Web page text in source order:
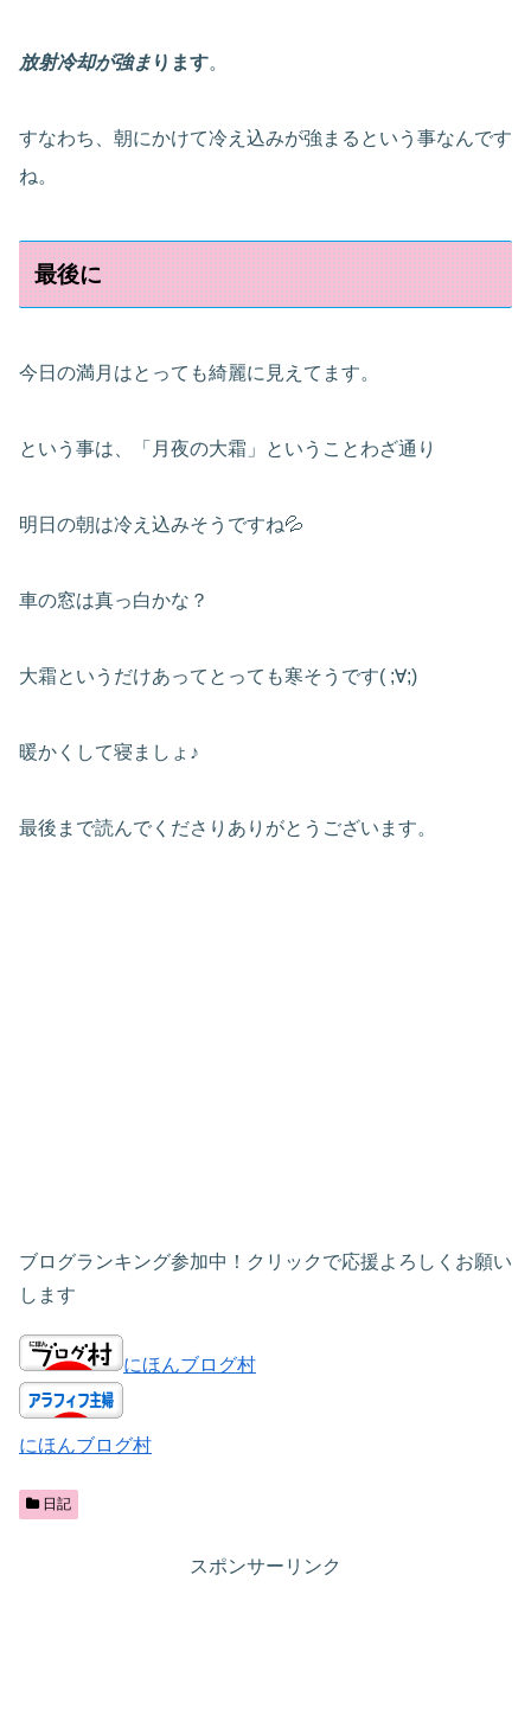
放射冷却が強ま ります。
すなわち、朝にかけて冷え込みが強まるという事なんです
ね。
最後に
今日の満月はとっても綺麗に見えてます。
という事は、「月夜の大霜」ということわざ通り
明日の朝は冷え込みそうですね💦
車の窓は真っ白かな？
大霜というだけあってとっても寒そうです( ;∀;)
暖かくして寝ましょ♪
最後まで読んでくださりありがとうございます。
ブログランキング参加中！クリックで応援よろしくお願い
します
にほんブログ村
にほんブログ村
日記
スポンサーリンク